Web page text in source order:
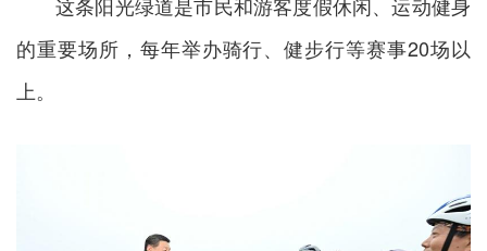
的重要场所，每年举办骑行、健步行等赛事20场以
上。